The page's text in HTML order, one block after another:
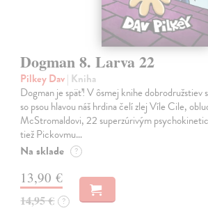
Dogman 8. Larva 22
Pilkey Dav| Kniha
Dogman je späť! V ôsmej knihe dobrodružstiev
so psou hlavou náš hrdina čelí zlej Víle Cile,
McStromaldovi, 22 superzúrivým
tiež Pickovmu…
Na sklade ?
13,90 €
14,95 € ?